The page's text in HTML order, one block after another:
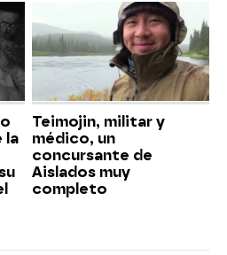
la
Teimojin, militar y
médico, un
concursante de
Aislados muy
completo